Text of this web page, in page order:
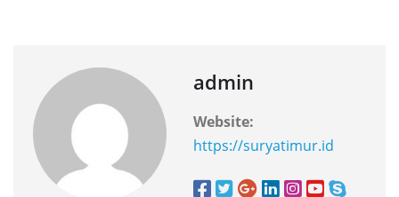
admin
Website:
https://suryatimur.id